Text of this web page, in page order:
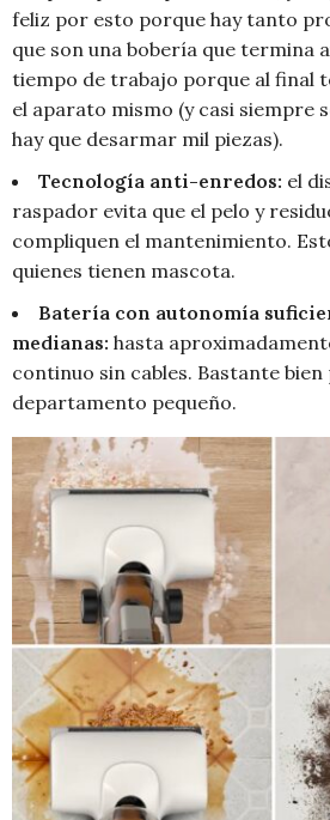
feliz por esto porque hay tanto
que son una bobería que termina
tiempo de trabajo porque al final
el aparato mismo (y casi siempre
hay que desarmar mil piezas).
Tecnología anti-enredos: el
raspador evita que el pelo y
compliquen el mantenimiento.
quienes tienen mascota.
Batería con autonomía
medianas: hasta
continuo sin cables. Bastante bien
departamento pequeño.